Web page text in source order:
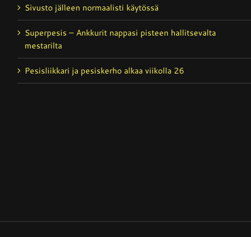
Sivusto jälleen normaalisti käytössä
Superpesis – Ankkurit nappasi pisteen hallitsevalta
mestarilta
Pesisliikkari ja pesiskerho alkaa viikolla 26